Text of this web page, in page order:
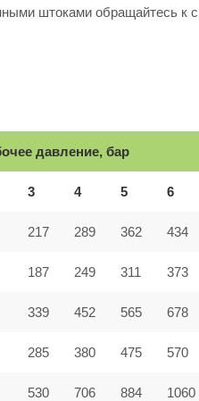
штоками обращайтесь к
давление, бар
3 4 5 6
217 289 362 434
187 249 311 373
339 452 565 678
285 380 475 570
530 706 884 1060